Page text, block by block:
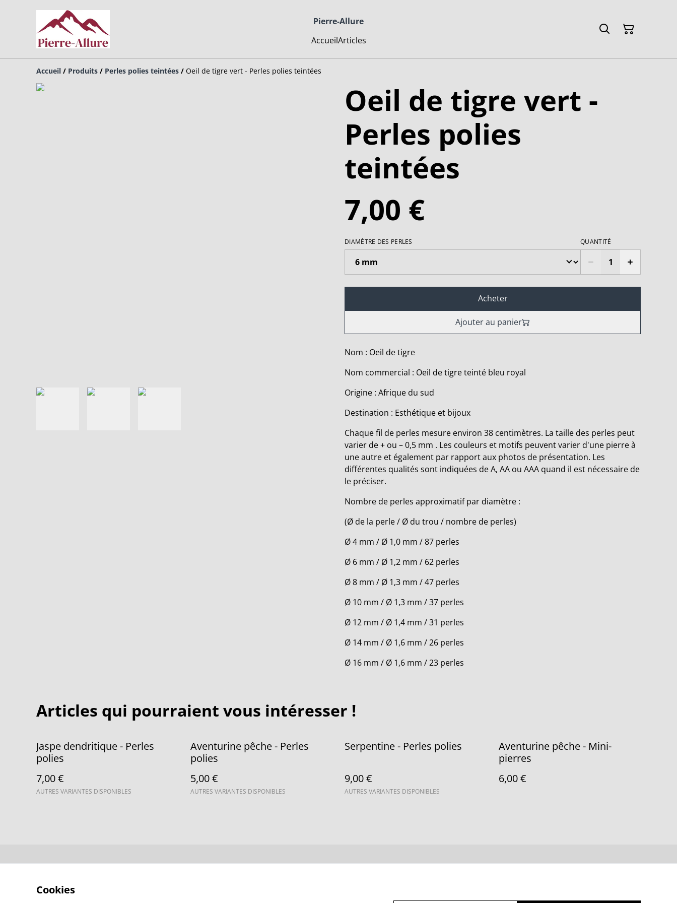
Pierre-Allure
AccueilArticles
Accueil / Produits / Perles polies teintées / Oeil de tigre vert - Perles polies teintées
Oeil de tigre vert -
Perles polies
teintées
7,00 €
DIAMÈTRE DES PERLES QUANTITÉ
Acheter
Ajouter au panier
Nom : Oeil de tigre
Nom commercial : Oeil de tigre teinté bleu royal
Origine : Afrique du sud
Destination : Esthétique et bijoux
Chaque fil de perles mesure environ 38 centimètres. La taille des perles peut
varier de + ou – 0,5 mm . Les couleurs et motifs peuvent varier d'une pierre à
une autre et également par rapport aux photos de présentation. Les
différentes qualités sont indiquées de A, AA ou AAA quand il est nécessaire de
le préciser.
Nombre de perles approximatif par diamètre :
(Ø de la perle / Ø du trou / nombre de perles)
Ø 4 mm / Ø 1,0 mm / 87 perles
Ø 6 mm / Ø 1,2 mm / 62 perles
Ø 8 mm / Ø 1,3 mm / 47 perles
Ø 10 mm / Ø 1,3 mm / 37 perles
Ø 12 mm / Ø 1,4 mm / 31 perles
Ø 14 mm / Ø 1,6 mm / 26 perles
Ø 16 mm / Ø 1,6 mm / 23 perles
Articles qui pourraient vous intéresser !
Jaspe dendritique - Perles
polies
7,00 €
AUTRES VARIANTES DISPONIBLES
Aventurine pêche - Perles
polies
5,00 €
AUTRES VARIANTES DISPONIBLES
Serpentine - Perles polies
9,00 €
AUTRES VARIANTES DISPONIBLES
Aventurine pêche - Mini-
pierres
6,00 €
Cookies